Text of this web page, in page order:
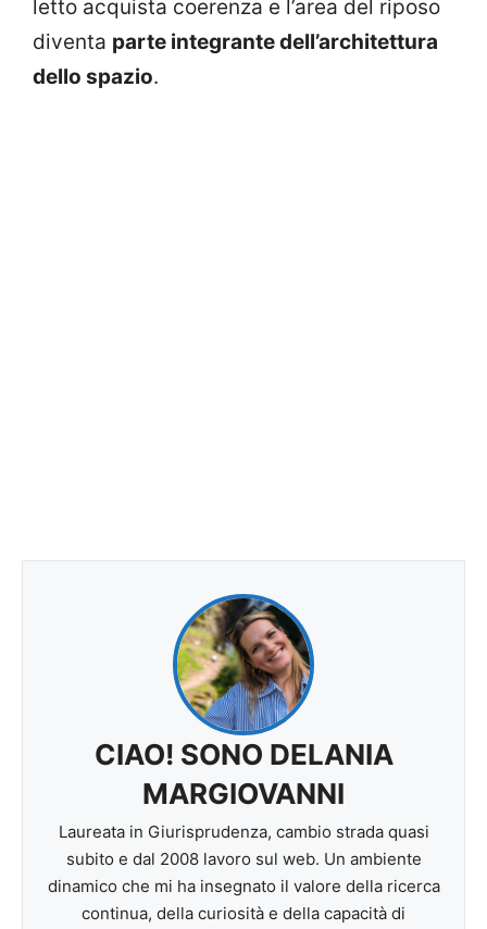
letto acquista coerenza e l’area del riposo
diventa parte integrante dell’architettura
dello spazio.
CIAO! SONO DELANIA
MARGIOVANNI
Laureata in Giurisprudenza, cambio strada quasi
subito e dal 2008 lavoro sul web. Un ambiente
dinamico che mi ha insegnato il valore della ricerca
continua, della curiosità e della capacità di